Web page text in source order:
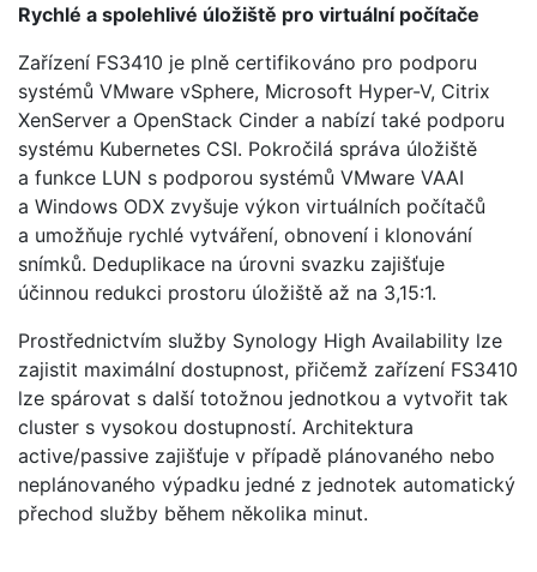
Rychlé a spolehlivé úložiště pro virtuální počítače
Zařízení FS3410 je plně certifikováno pro podporu
systémů VMware vSphere, Microsoft Hyper-V, Citrix
XenServer a OpenStack Cinder a nabízí také podporu
systému Kubernetes CSI. Pokročilá správa úložiště
a funkce LUN s podporou systémů VMware VAAI
a Windows ODX zvyšuje výkon virtuálních počítačů
a umožňuje rychlé vytváření, obnovení i klonování
snímků. Deduplikace na úrovni svazku zajišťuje
účinnou redukci prostoru úložiště až na 3,15:1.
Prostřednictvím služby Synology High Availability lze
zajistit maximální dostupnost, přičemž zařízení FS3410
lze spárovat s další totožnou jednotkou a vytvořit tak
cluster s vysokou dostupností. Architektura
active/passive zajišťuje v případě plánovaného nebo
neplánovaného výpadku jedné z jednotek automatický
přechod služby během několika minut.